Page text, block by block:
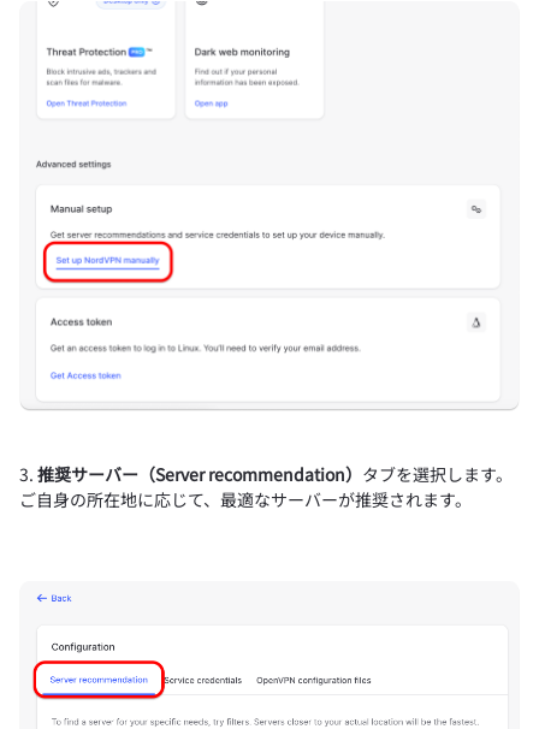
3. 推奨サーバー（Server recommendation） タブを選択します。
ご自身の所在地に応じて、最適なサーバーが推奨されます。